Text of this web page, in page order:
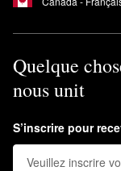
Quelque
nous unit
S’inscrire pour